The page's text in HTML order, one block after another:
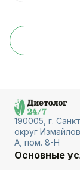
190005, г.
округ
А, пом. 8-Н
Основные